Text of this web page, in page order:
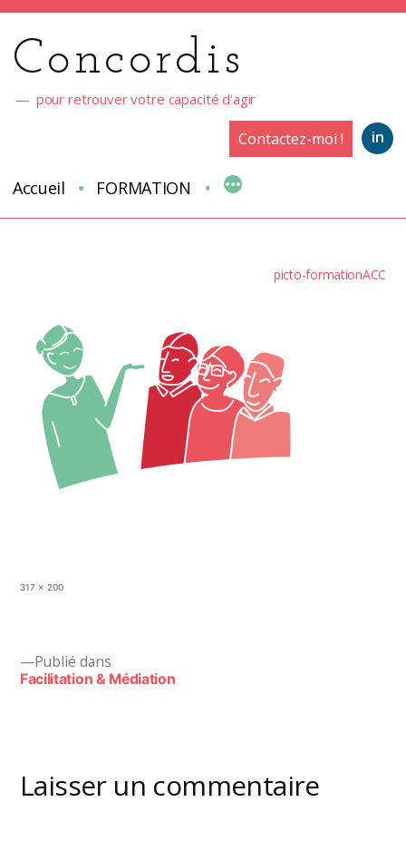
contenu
Concordis
pour retrouver votre capacité d'agir
in
Contactez-moi !
Accueil FORMATION
picto-formationACC
Taille
317 × 200
Navigation
Publié dans
Facilitation & Médiation
Laisser un commentaire